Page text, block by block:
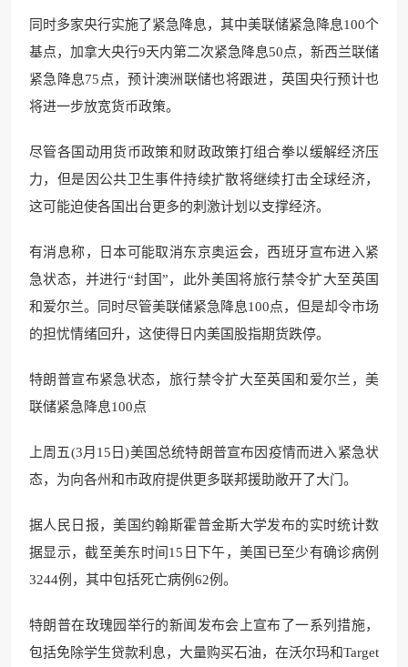
同时多家央行实施了紧急降息，其中美联储紧急降息100个
基点，加拿大央行9天内第二次紧急降息50点，新西兰联储
紧急降息75点，预计澳洲联储也将跟进，英国央行预计也
将进一步放宽货币政策。
尽管各国动用货币政策和财政政策打组合拳以缓解经济压
力，但是因公共卫生事件持续扩散将继续打击全球经济，
这可能迫使各国出台更多的刺激计划以支撑经济。
有消息称，日本可能取消东京奥运会，西班牙宣布进入紧
急状态，并进行“封国”，此外美国将旅行禁令扩大至英国
和爱尔兰。同时尽管美联储紧急降息100点，但是却令市场
的担忧情绪回升，这使得日内美国股指期货跌停。
特朗普宣布紧急状态，旅行禁令扩大至英国和爱尔兰，美
联储紧急降息100点
上周五(3月15日)美国总统特朗普宣布因疫情而进入紧急状
态，为向各州和市政府提供更多联邦援助敞开了大门。
据人民日报，美国约翰斯霍普金斯大学发布的实时统计数
据显示，截至美东时间15日下午，美国已至少有确诊病例
3244例，其中包括死亡病例62例。
特朗普在玫瑰园举行的新闻发布会上宣布了一系列措施，
包括免除学生贷款利息，大量购买石油，在沃尔玛和Target